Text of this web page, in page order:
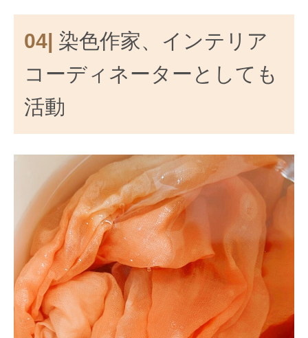
04| 染色作家、インテリア
コーディネーターとしても
活動